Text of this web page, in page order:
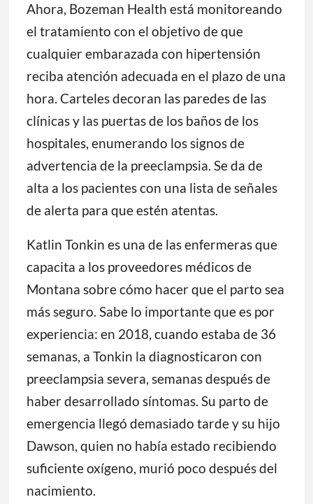
Ahora, Bozeman Health está monitoreando
el tratamiento con el objetivo de que
cualquier embarazada con hipertensión
reciba atención adecuada en el plazo de una
hora. Carteles decoran las paredes de las
clínicas y las puertas de los baños de los
hospitales, enumerando los signos de
advertencia de la preeclampsia. Se da de
alta a los pacientes con una lista de señales
de alerta para que estén atentas.
Katlin Tonkin es una de las enfermeras que
capacita a los proveedores médicos de
Montana sobre cómo hacer que el parto sea
más seguro. Sabe lo importante que es por
experiencia: en 2018, cuando estaba de 36
semanas, a Tonkin la diagnosticaron con
preeclampsia severa, semanas después de
haber desarrollado síntomas. Su parto de
emergencia llegó demasiado tarde y su hijo
Dawson, quien no había estado recibiendo
suficiente oxígeno, murió poco después del
nacimiento.